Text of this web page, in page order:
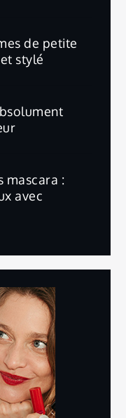
de petite
stylé
mascara :
avec